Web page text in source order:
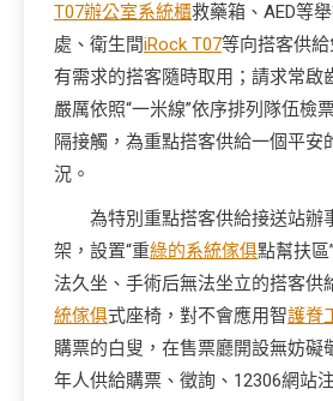
T07辦公室系統櫃救藥箱、AED等
處、衛生間iRock T07等向搭客供給
有需求的搭客隨時取用；請求常啟
嚴厲依照“一米線”依序排列隊伍檢
隔接觸，為重點搭客供給一個平安
況。
為特別重點搭客供給接送站辦
架，設置“重綠的系統傢俱點幫扶
法久坐、手術后無法坐立的搭客供
統傢俱式座椅，對不會應用智護脊
購票的白叟，在售票廳開設無妨礙
年人供給購票、徵詢、12306網站